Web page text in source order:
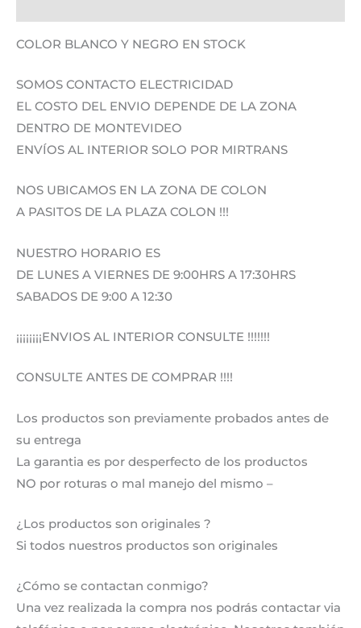
COLOR BLANCO Y NEGRO EN STOCK
SOMOS CONTACTO ELECTRICIDAD
EL COSTO DEL ENVIO DEPENDE DE LA ZONA
DENTRO DE MONTEVIDEO
ENVÍOS AL INTERIOR SOLO POR MIRTRANS
NOS UBICAMOS EN LA ZONA DE COLON
A PASITOS DE LA PLAZA COLON !!!
NUESTRO HORARIO ES
DE LUNES A VIERNES DE 9:00HRS A 17:30HRS
SABADOS DE 9:00 A 12:30
¡¡¡¡¡¡¡¡ENVIOS AL INTERIOR CONSULTE !!!!!!!
CONSULTE ANTES DE COMPRAR !!!!
Los productos son previamente probados antes de
su entrega
La garantia es por desperfecto de los productos
NO por roturas o mal manejo del mismo –
¿Los productos son originales ?
Si todos nuestros productos son originales
¿Cómo se contactan conmigo?
Una vez realizada la compra nos podrás contactar via